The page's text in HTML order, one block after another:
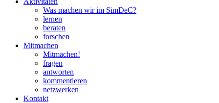
Was machen wir im SimDeC?
lernen
beraten
forschen
Mitmachen
Mitmachen!
fragen
antworten
kommentieren
netzwerken
Kontakt